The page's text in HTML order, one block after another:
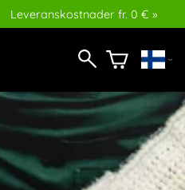
Leveranskostnader fr. 0 € »